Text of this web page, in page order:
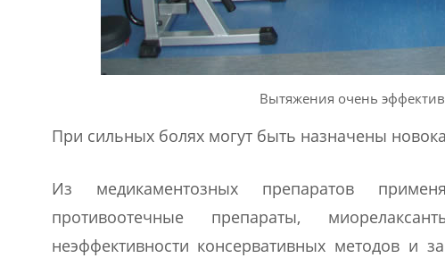
Вытяжения очень
При сильных болях могут быть назначены
Из медикаментозных препаратов
противоотечные препараты,
неэффективности консервативных методов и